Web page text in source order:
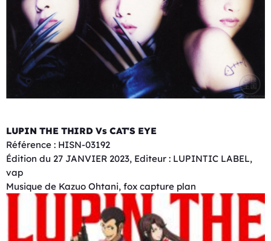
LUPIN THE THIRD Vs CAT'S EYE
Référence : HISN-03192
Édition du 27 JANVIER 2023, Editeur : LUPINTIC LABEL,
vap
Musique de Kazuo Ohtani, fox capture plan